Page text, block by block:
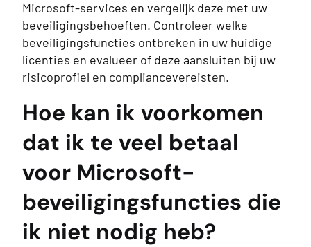
Microsoft-services en vergelijk deze met uw
beveiligingsbehoeften. Controleer welke
beveiligingsfuncties ontbreken in uw huidige
licenties en evalueer of deze aansluiten bij uw
risicoprofiel en compliancevereisten.
Hoe kan ik voorkomen
dat ik te veel betaal
voor Microsoft-
beveiligingsfuncties die
ik niet nodig heb?